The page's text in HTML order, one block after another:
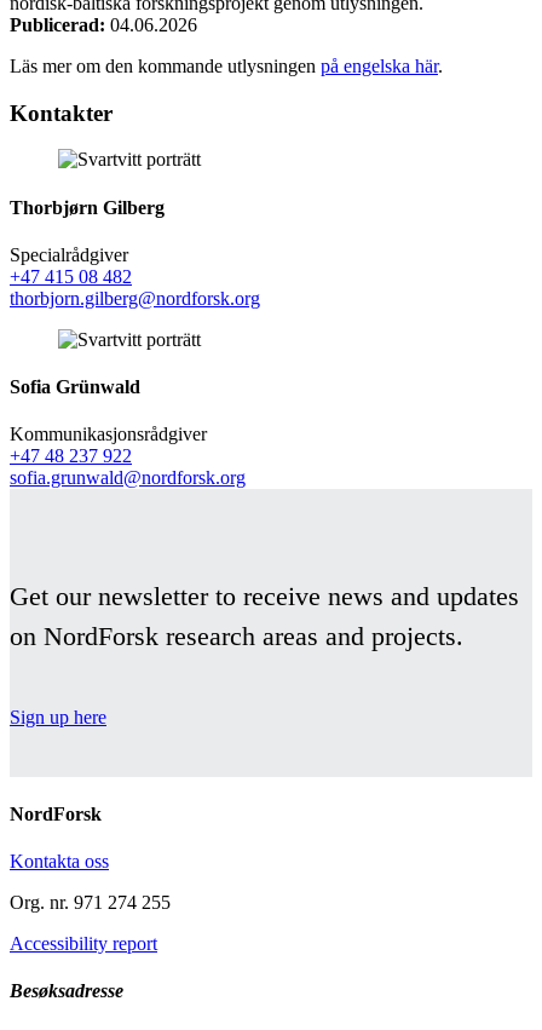
Publicerad: 04.06.2026
Läs mer om den kommande utlysningen på engelska här.
Facebook
Twitter
Linkedin
Kontakter
Thorbjørn Gilberg
Specialrådgiver
+47 415 08 482
thorbjorn.gilberg@nordforsk.org
Sofia Grünwald
Kommunikasjonsrådgiver
+47 48 237 922
sofia.grunwald@nordforsk.org
Get our newsletter to receive news and updates
on NordForsk research areas and projects.
Sign up here
NordForsk
Kontakta oss
Org. nr. 971 274 255
Accessibility report
Besøksadresse